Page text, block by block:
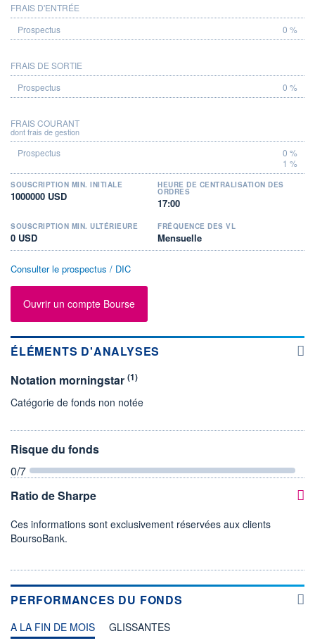
PROSPECTUS
FRAIS D'ENTRÉE
0 %
FRAIS DE SORTIE
0 %
FRAIS COURANT
dont frais de gestion
0 %
1 %
SOUSCRIPTION MIN. INITIALE
1000000 USD
HEURE DE CENTRALISATION DES
ORDRES
17:00
SOUSCRIPTION MIN. ULTÉRIEURE
0 USD
FRÉQUENCE DES VL
Mensuelle
Consulter le prospectus / DIC
Ouvrir un compte Bourse
ÉLÉMENTS D'ANALYSES
Notation morningstar (1)
Catégorie de fonds non notée
Risque du fonds
0/7
Ratio de Sharpe
Ces informations sont exclusivement réservées aux clients
BoursoBank.
PERFORMANCES DU FONDS
A LA FIN DE MOIS GLISSANTES